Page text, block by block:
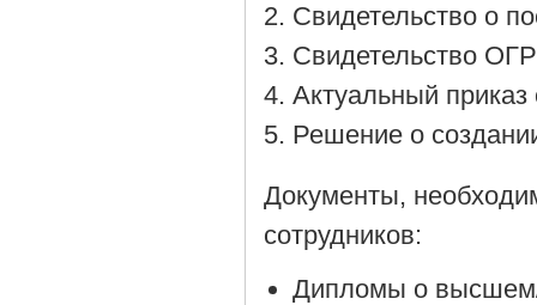
Cвидетельство о
Cвидетельство
Актуальный приказ
Решение о
Документы,
сотрудников:
Дипломы о